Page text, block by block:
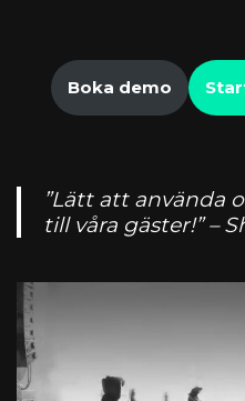
Boka demo
”Lätt att använda
till våra gäster!” –